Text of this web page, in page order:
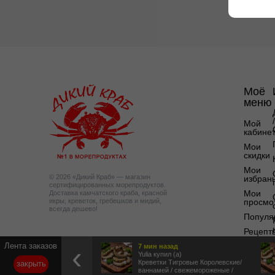
© 2026 «Дикий Краб» — магазин
сертифицированных морепродуктов.
Доставка камчатского краба, красной
икры, креветок, гребешков и мидий,
всегда дешево!
Моё
меню
Мой
кабинет
Мои
скидки
Мои
Мои
/
Лента заказов
закрыть
‹ 7 мин назад
Yulia купил (а)
Креветки Тигровые Королевские/
ваннамей / свежемороженые /